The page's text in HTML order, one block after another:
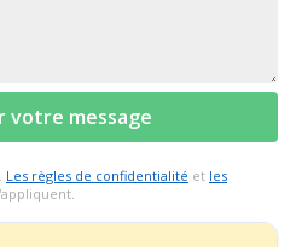
votre message
Les règles de confidentialité et les